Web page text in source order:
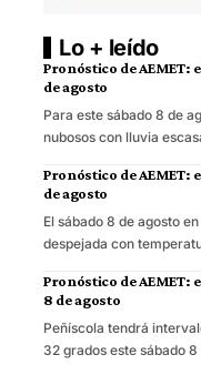
Lo + leído
Pronóstico de AEMET:
de agosto
Para este sábado 8 de
nubosos con lluvia
Pronóstico de AEMET:
de agosto
El sábado 8 de agosto
despejada con
Pronóstico de AEMET:
8 de agosto
Peñíscola tendrá
32 grados este sábado